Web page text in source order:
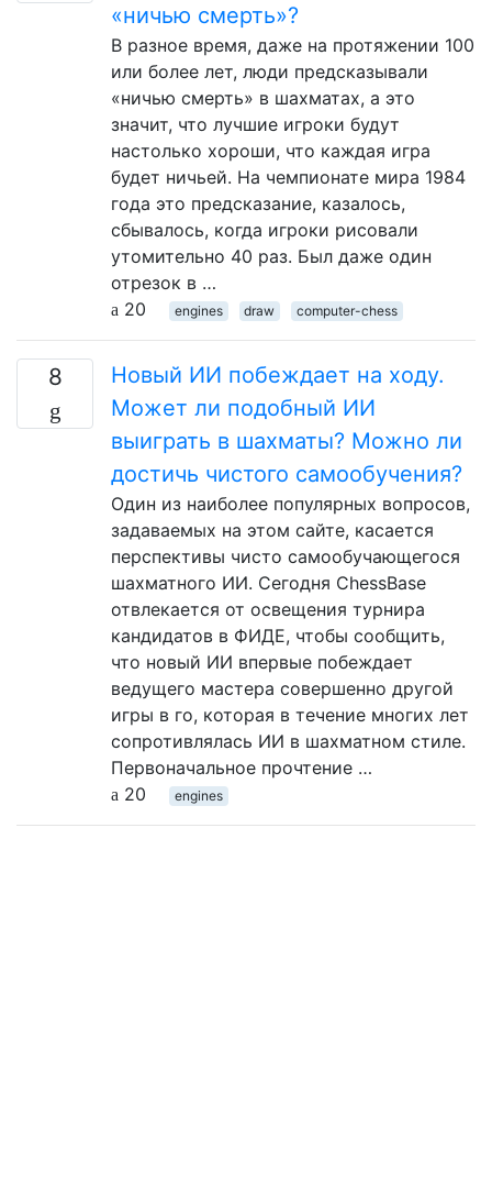
«ничью смерть»?
В разное время, даже на протяжении 100
или более лет, люди предсказывали
«ничью смерть» в шахматах, а это
значит, что лучшие игроки будут
настолько хороши, что каждая игра
будет ничьей. На чемпионате мира 1984
года это предсказание, казалось,
сбывалось, когда игроки рисовали
утомительно 40 раз. Был даже один
отрезок в …
20
engines draw computer-chess
8
Новый ИИ побеждает на ходу.
Может ли подобный ИИ
выиграть в шахматы? Можно ли
достичь чистого самообучения?
Один из наиболее популярных вопросов,
задаваемых на этом сайте, касается
перспективы чисто самообучающегося
шахматного ИИ. Сегодня ChessBase
отвлекается от освещения турнира
кандидатов в ФИДЕ, чтобы сообщить,
что новый ИИ впервые побеждает
ведущего мастера совершенно другой
игры в го, которая в течение многих лет
сопротивлялась ИИ в шахматном стиле.
Первоначальное прочтение …
20
engines